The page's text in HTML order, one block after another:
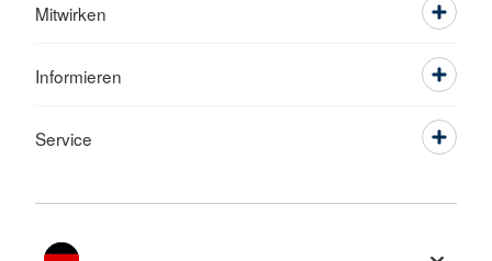
Mitwirken
Informieren
Service
Sprache wechseln zu